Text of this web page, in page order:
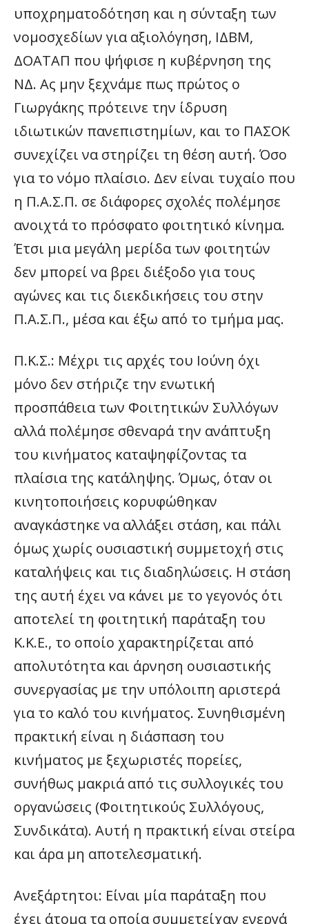
υποχρηματοδότηση και η σύνταξη των
νομοσχεδίων για αξιολόγηση, ΙΔΒΜ,
ΔΟΑΤΑΠ που ψήφισε η κυβέρνηση της
ΝΔ. Ας μην ξεχνάμε πως πρώτος ο
Γιωργάκης πρότεινε την ίδρυση
ιδιωτικών πανεπιστημίων, και το ΠΑΣΟΚ
συνεχίζει να στηρίζει τη θέση αυτή. Όσο
για το νόμο πλαίσιο. Δεν είναι τυχαίο που
η Π.Α.Σ.Π. σε διάφορες σχολές πολέμησε
ανοιχτά το πρόσφατο φοιτητικό κίνημα.
Έτσι μια μεγάλη μερίδα των φοιτητών
δεν μπορεί να βρει διέξοδο για τους
αγώνες και τις διεκδικήσεις του στην
Π.Α.Σ.Π., μέσα και έξω από το τμήμα μας.
Π.Κ.Σ.: Μέχρι τις αρχές του Ιούνη όχι
μόνο δεν στήριζε την ενωτική
προσπάθεια των Φοιτητικών Συλλόγων
αλλά πολέμησε σθεναρά την ανάπτυξη
του κινήματος καταψηφίζοντας τα
πλαίσια της κατάληψης. Όμως, όταν οι
κινητοποιήσεις κορυφώθηκαν
αναγκάστηκε να αλλάξει στάση, και πάλι
όμως χωρίς ουσιαστική συμμετοχή στις
καταλήψεις και τις διαδηλώσεις. Η στάση
της αυτή έχει να κάνει με το γεγονός ότι
αποτελεί τη φοιτητική παράταξη του
Κ.Κ.Ε., το οποίο χαρακτηρίζεται από
απολυτότητα και άρνηση ουσιαστικής
συνεργασίας με την υπόλοιπη αριστερά
για το καλό του κινήματος. Συνηθισμένη
πρακτική είναι η διάσπαση του
κινήματος με ξεχωριστές πορείες,
συνήθως μακριά από τις συλλογικές του
οργανώσεις (Φοιτητικούς Συλλόγους,
Συνδικάτα). Αυτή η πρακτική είναι στείρα
και άρα μη αποτελεσματική.
Ανεξάρτητοι: Είναι μία παράταξη που
έχει άτομα τα οποία συμμετείχαν ενεργά